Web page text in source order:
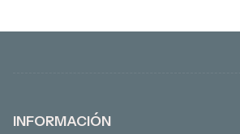
INFORMACIÓN